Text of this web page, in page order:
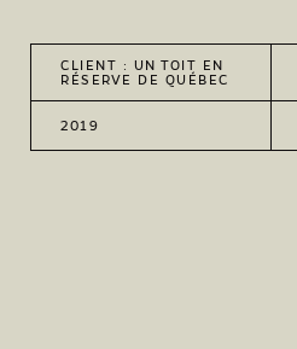
CLIENT : UN TOIT EN
RÉSERVE DE QUÉBEC
2019